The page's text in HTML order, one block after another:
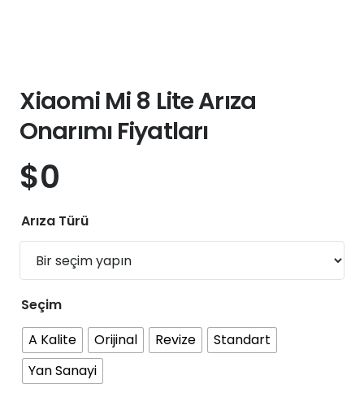
Xiaomi Mi 8 Lite Arıza
Onarımı Fiyatları
$0
Arıza Türü
Seçim
A Kalite
Orijinal Revize
Standart
Yan Sanayi